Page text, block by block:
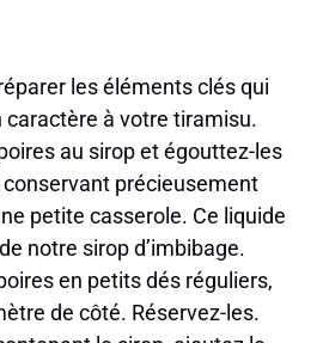
les éléments clés qui
à votre tiramisu.
au sirop et égouttez-les
précieusement
petite casserole. Ce liquide
notre sirop d’imbibage.
en petits dés réguliers,
de côté. Réservez-les.